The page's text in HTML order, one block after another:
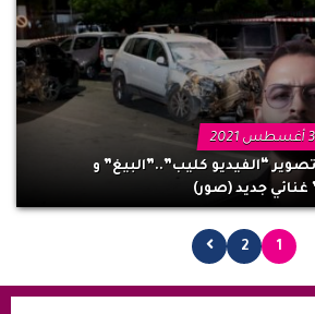
“الفيديو كليب”..”البيغ” و
جديد (صور)
1
2